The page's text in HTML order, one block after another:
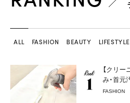
ALL FASHION BEAUTY LIFESTYLE
【クリ
み・首元
FASHION